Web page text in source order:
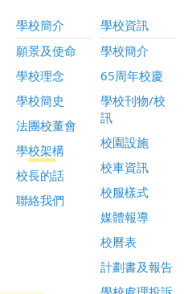
學校簡介
願景及使命
學校理念
學校簡史
法團校董會
學校架構
校長的話
聯絡我們
學校資訊
學校簡介
65周年校慶
學校刊物/校
訊
校園設施
校車資訊
校服樣式
媒體報導
校曆表
計劃書及報告